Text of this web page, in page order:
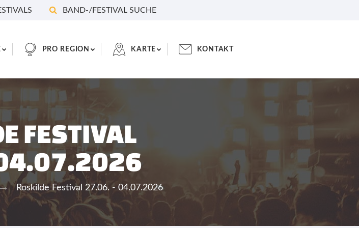
BAND-/FESTIVAL SUCHE
PRO REGION KARTE KONTAKT
FESTIVAL
Roskilde Festival 27.06. - 04.07.2026